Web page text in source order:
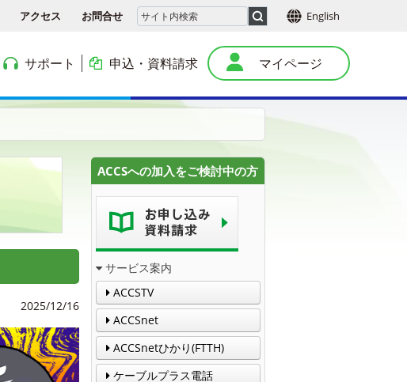
アクセス お問合せ English
サポート 申込・資料請求 マイページ
2025/12/16
ACCSへの加入をご検討中の方
サービス案内
ACCSTV
ACCSnet
ACCSnetひかり(FTTH)
ケーブルプラス電話